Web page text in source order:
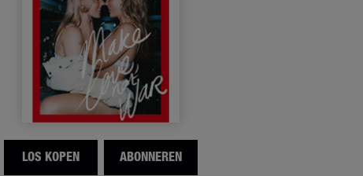
LOS KOPEN ABONNEREN